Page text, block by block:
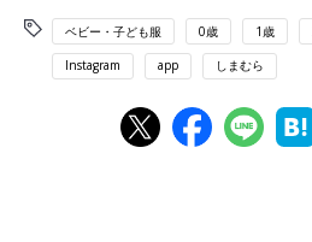
ベビー・子ども服 0歳 1歳
Instagram app しまむら